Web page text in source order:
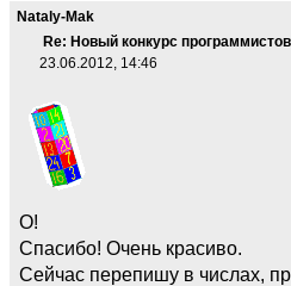
Nataly-Mak
Re: Новый конкурс программистов
23.06.2012, 14:46
О!
Спасибо! Очень красиво.
Сейчас перепишу в числах,